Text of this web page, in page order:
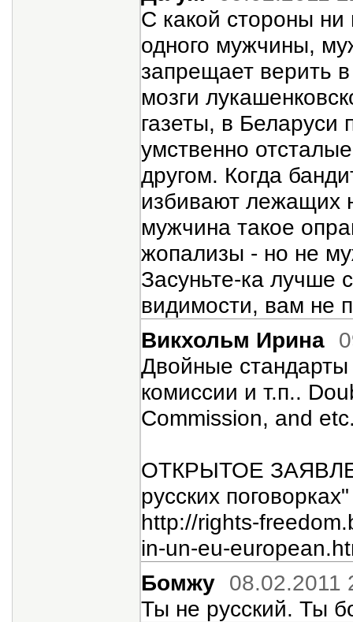
С какой стороны ни
одного мужчины,
запрещает верить
мозги
газеты, в Беларуси
умственно
другом. Когда
избивают лежащих
мужчина такое
жопализы - но не
Засуньте-ка лучше
видимости, вам не
Викхольм Ирина
Двойные
комиссии и т.п..
Commission, and
ОТКРЫТОЕ
русских
http://rights-
in-un-eu-
Бомжу 08.02.2011
Ты не русский. Ты